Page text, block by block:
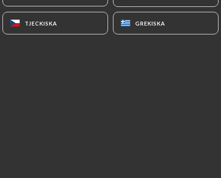
TJECKISKA GREKISKA
TJECKISKA GREKISKA